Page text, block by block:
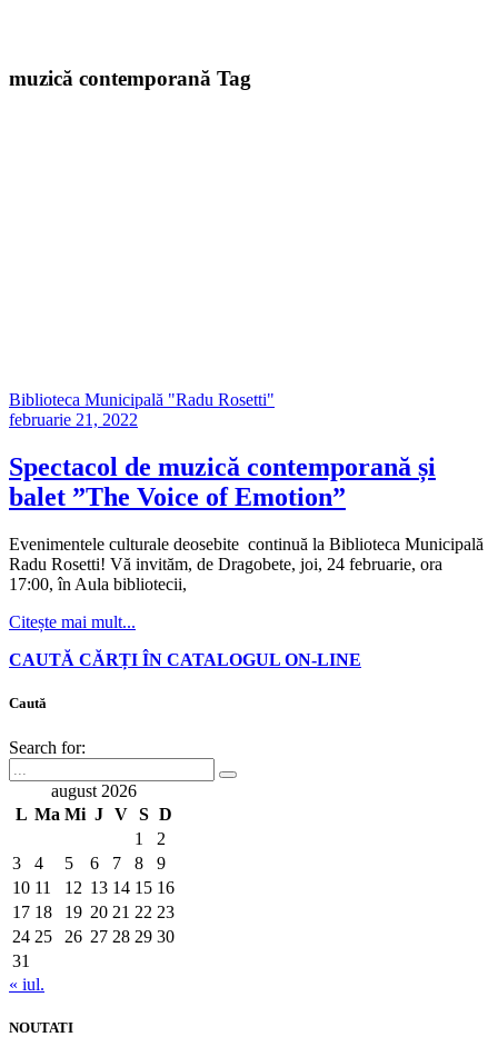
muzică contemporană Tag
Biblioteca Municipală "Radu Rosetti"
februarie 21, 2022
Spectacol de muzică contemporană și
balet ”The Voice of Emotion”
Evenimentele culturale deosebite continuă la Biblioteca Municipală
Radu Rosetti! Vă invităm, de Dragobete, joi, 24 februarie, ora
17:00, în Aula bibliotecii,
Citește mai mult...
CAUTĂ CĂRȚI ÎN CATALOGUL ON-LINE
Caută
Search for:
august 2026
L Ma Mi J V S D
1
2
3
4 5 6 7 8
9
10 11 12 13 14 15 16
17 18 19 20 21 22 23
24 25 26 27 28 29 30
31
« iul.
NOUTATI